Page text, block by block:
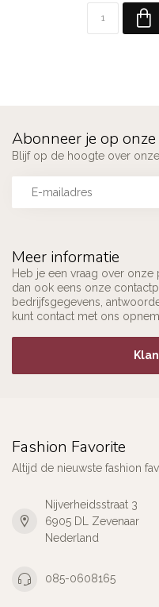
Meer informatie
Heb je een vraag over
dan ook eens onze
bedrijfsgegevens,
kunt contact met ons
Abonneer je op
Blijf op de hoogte over
Fashion Favorite
Altijd de nieuwste fashion
Nijverheidsstraat 3
6905 DL Zevenaar
Nederland
085-0608165